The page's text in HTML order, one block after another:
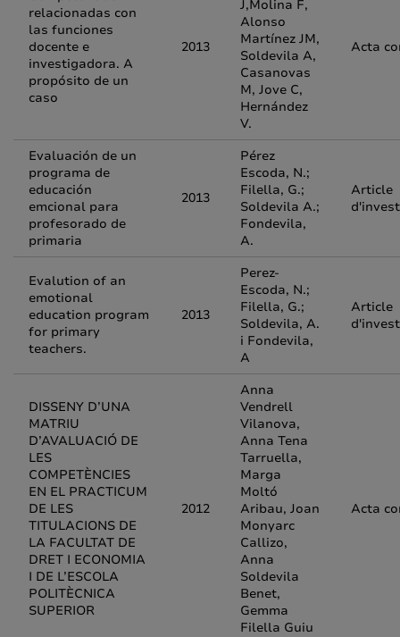
relacionadas con
las funciones
docente e
investigadora. A
propósito de un
caso
2013
J,Molina F,
Alonso
Martínez JM,
Soldevila A,
Casanovas
M, Jove C,
Hernández
V.
Acta
Evaluación de un
programa de
educación
emcional para
profesorado de
primaria
2013
Pérez
Escoda, N.;
Filella, G.;
Soldevila A.;
Fondevila,
A.
Article
Evalution of an
emotional
education program
for primary
teachers.
2013
Perez-
Escoda, N.;
Filella, G.;
Soldevila, A.
i Fondevila,
A
Article
DISSENY D’UNA
MATRIU
D’AVALUACIÓ DE
LES
COMPETÈNCIES
EN EL PRACTICUM
DE LES
TITULACIONS DE
LA FACULTAT DE
DRET I ECONOMIA
I DE L’ESCOLA
POLITÈCNICA
SUPERIOR
2012
Anna
Vendrell
Vilanova,
Anna Tena
Tarruella,
Marga
Moltó
Aribau, Joan
Monyarc
Callizo,
Anna
Soldevila
Benet,
Gemma
Filella Guiu
Acta